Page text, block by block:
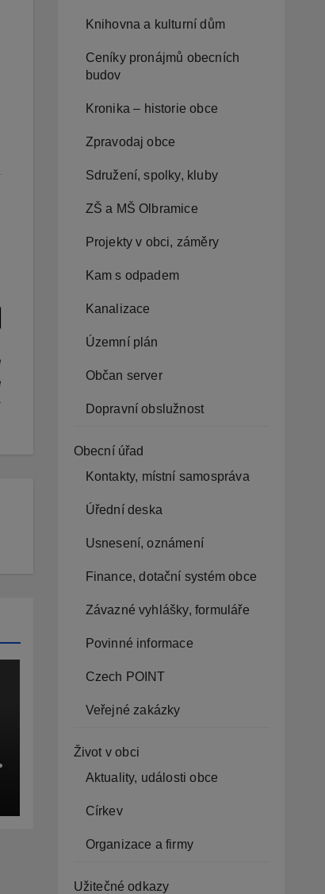
Knihovna a kulturní dům
Ceníky pronájmů obecních
budov
Kronika – historie obce
Zpravodaj obce
Sdružení, spolky, kluby
ZŠ a MŠ Olbramice
Projekty v obci, záměry
Kam s odpadem
Kanalizace
Územní plán
Občan server
Dopravní obslužnost
Obecní úřad
Kontakty, místní samospráva
Úřední deska
Usnesení, oznámení
Finance, dotační systém obce
Závazné vyhlášky, formuláře
Povinné informace
Czech POINT
Veřejné zakázky
Život v obci
Aktuality, události obce
Církev
Organizace a firmy
Užitečné odkazy